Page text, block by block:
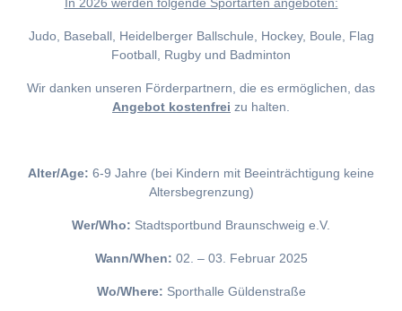
In 2026 werden folgende Sportarten angeboten:
Judo, Baseball, Heidelberger Ballschule, Hockey, Boule, Flag
Football, Rugby und Badminton
Wir danken unseren Förderpartnern, die es ermöglichen, das
Angebot kostenfrei zu halten.
Alter/Age: 6-9 Jahre (bei Kindern mit Beeinträchtigung keine
Altersbegrenzung)
Wer/Who: Stadtsportbund Braunschweig e.V.
Wann/When: 02. – 03. Februar 2025
Wo/Where: Sporthalle Güldenstraße